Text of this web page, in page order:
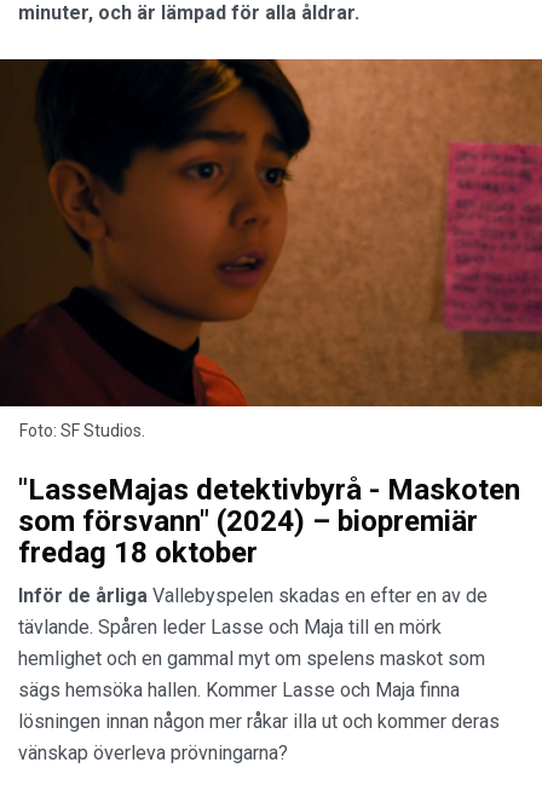
minuter, och är lämpad för alla åldrar.
Foto: SF Studios.
"LasseMajas detektivbyrå - Maskoten
som försvann" (2024) – biopremiär
fredag 18 oktober
Inför de årliga Vallebyspelen skadas en efter en av de
tävlande. Spåren leder Lasse och Maja till en mörk
hemlighet och en gammal myt om spelens maskot som
sägs hemsöka hallen. Kommer Lasse och Maja finna
lösningen innan någon mer råkar illa ut och kommer deras
vänskap överleva prövningarna?